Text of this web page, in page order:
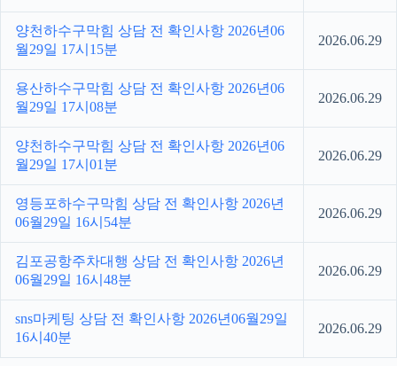
양천하수구막힘 상담 전 확인사항 2026년06
월29일 17시15분
2026.06.29
용산하수구막힘 상담 전 확인사항 2026년06
월29일 17시08분
2026.06.29
양천하수구막힘 상담 전 확인사항 2026년06
월29일 17시01분
2026.06.29
영등포하수구막힘 상담 전 확인사항 2026년
06월29일 16시54분
2026.06.29
김포공항주차대행 상담 전 확인사항 2026년
06월29일 16시48분
2026.06.29
sns마케팅 상담 전 확인사항 2026년06월29일
16시40분
2026.06.29